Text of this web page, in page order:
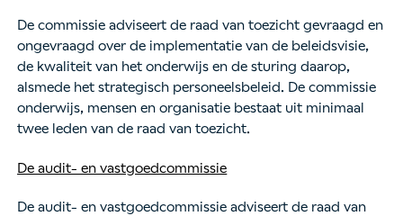
De commissie adviseert de raad van toezicht gevraagd en
ongevraagd over de implementatie van de beleidsvisie,
de kwaliteit van het onderwijs en de sturing daarop,
alsmede het strategisch personeelsbeleid. De commissie
onderwijs, mensen en organisatie bestaat uit minimaal
twee leden van de raad van toezicht.
De audit- en vastgoedcommissie
De audit- en vastgoedcommissie adviseert de raad van